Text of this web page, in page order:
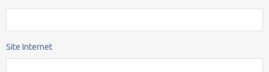
Site Internet